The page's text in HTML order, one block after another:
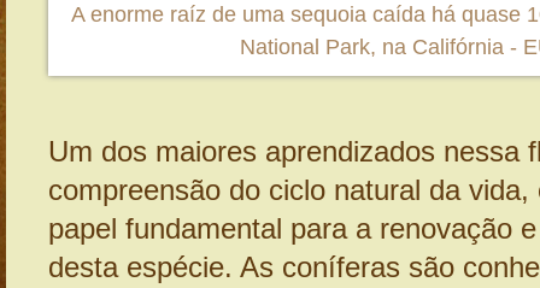
A enorme raíz de uma sequoia caída há quase
National Park, na Califórnia -
Um dos maiores aprendizados nessa
compreensão do ciclo natural da
papel fundamental para a renovação
desta espécie. As coníferas são